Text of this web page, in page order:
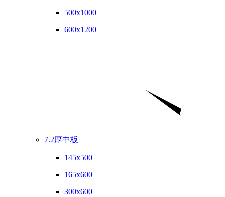
500x1000
600x1200
7.2厚中板
145x500
165x600
300x600